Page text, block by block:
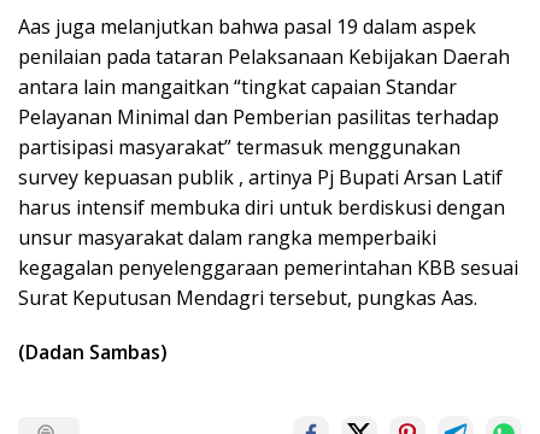
Aas juga melanjutkan bahwa pasal 19 dalam aspek
penilaian pada tataran Pelaksanaan Kebijakan Daerah
antara lain mangaitkan “tingkat capaian Standar
Pelayanan Minimal dan Pemberian pasilitas terhadap
partisipasi masyarakat” termasuk menggunakan
survey kepuasan publik , artinya Pj Bupati Arsan Latif
harus intensif membuka diri untuk berdiskusi dengan
unsur masyarakat dalam rangka memperbaiki
kegagalan penyelenggaraan pemerintahan KBB sesuai
Surat Keputusan Mendagri tersebut, pungkas Aas.
(Dadan Sambas)